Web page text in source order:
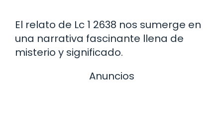
El relato de Lc 1 2638 nos sumerge en
una narrativa fascinante llena de
misterio y significado.
Anuncios